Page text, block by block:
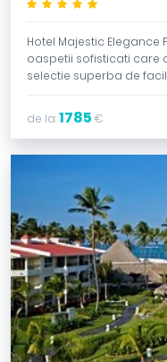
Hotel Majestic
oaspetii sofisticati care
selectie superba de
de la:1785 €